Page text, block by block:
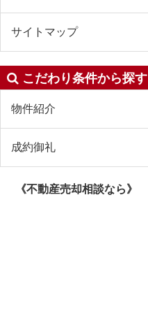
サイトマップ
こだわり条件から探す
物件紹介
成約御礼
《不動産売却相談なら》